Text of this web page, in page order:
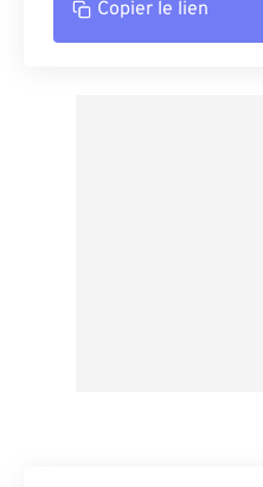
Copier le lien